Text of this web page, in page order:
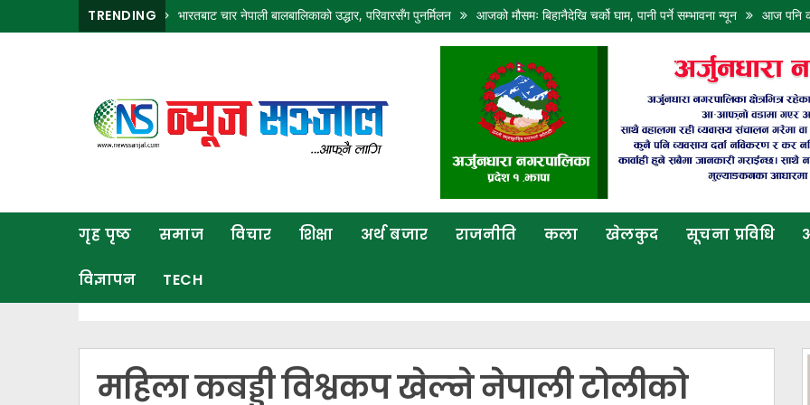
TRENDING
विद्युत् अवरुद्ध हुने भारतबाट चार नेपाली बालबालिकाको उद्धार, परिवारसँग पुनर्मिलन आजको मौसमः बिहानैदेखि चर्को घाम, पानी पर्ने सम्भावना न्यून आज पनि कोशी,
गृह पृष्ठ समाज विचार शिक्षा अर्थ बजार राजनीति कला खेलकुद सूचना प्रविधि
विज्ञापन TECH
महिला कबड्डी विश्वकप खेल्ने नेपाली टोलीको
राजनीति